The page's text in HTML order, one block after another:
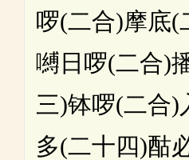
啰(二合)摩底(
嚩日啰(二合)
三)钵啰(二合)
多(二十四)酤